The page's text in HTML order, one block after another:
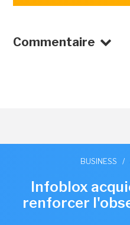
Commentaire
BUSINESS /
Infoblox
renforcer